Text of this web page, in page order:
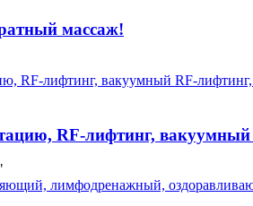
массаж!
RF-лифтинг, вакуумный